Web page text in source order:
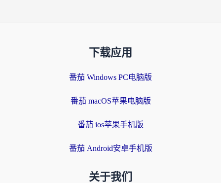
下载应用
番茄 Windows PC电脑版
番茄 macOS苹果电脑版
番茄 ios苹果手机版
番茄 Android安卓手机版
关于我们